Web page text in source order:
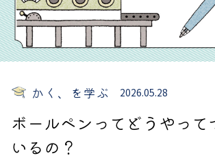
かく、を学ぶ 2026.05.28
ボールペンってどうやって
いるの？